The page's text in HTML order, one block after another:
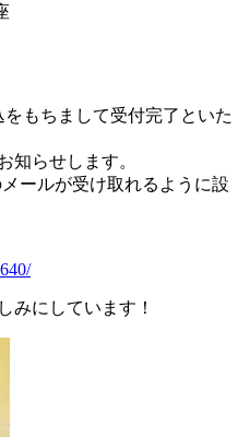
もちまして受付完了といた
知らせします。
メールが受け取れるように設
みにしています！